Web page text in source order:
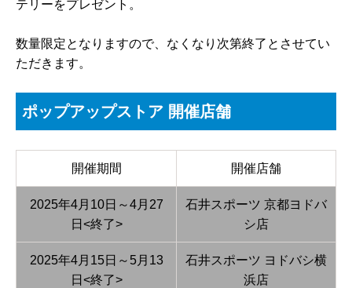
テリーをプレゼント。
数量限定となりますので、なくなり次第終了とさせてい
ただきます。
ポップアップストア 開催店舗
開催期間 開催店舗
2025年4月10日～4月27
日<終了>
石井スポーツ 京都ヨドバ
シ店
2025年4月15日～5月13
日<終了>
石井スポーツ ヨドバシ横
浜店